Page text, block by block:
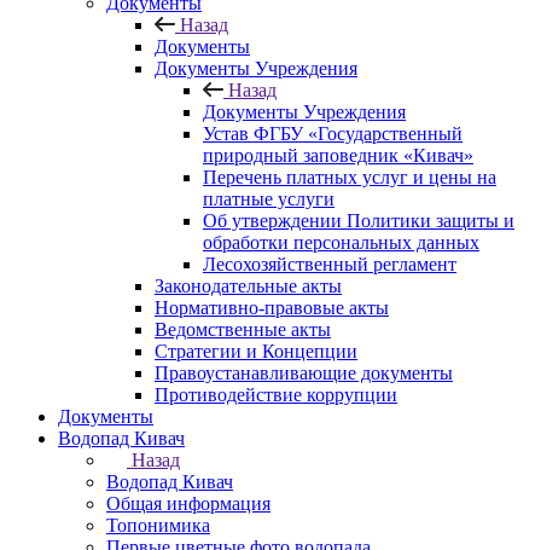
Назад
Документы
Документы Учреждения
Назад
Документы Учреждения
Устав ФГБУ «Государственный
природный заповедник «Кивач»
Перечень платных услуг и цены на
платные услуги
Об утверждении Политики защиты и
обработки персональных данных
Лесохозяйственный регламент
Законодательные акты
Нормативно-правовые акты
Ведомственные акты
Стратегии и Концепции
Правоустанавливающие документы
Противодействие коррупции
Документы
Водопад Кивач
Назад
Водопад Кивач
Общая информация
Топонимика